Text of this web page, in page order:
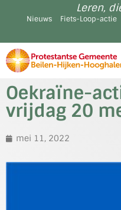
Leren,
Nieuws Fiets-Loop-actie
Oekraïne-
vrijdag 20
mei 11, 2022